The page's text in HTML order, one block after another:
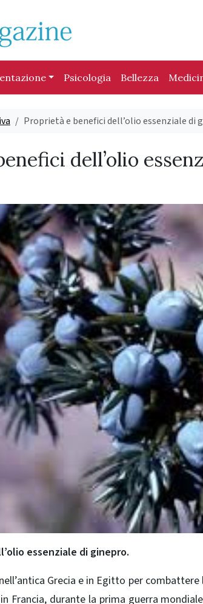
Psicologia Bellezza
Proprietà e benefici dell’olio essenziale di
dell’olio
essenziale di ginepro.
Grecia e in Egitto per
Francia, durante la prima guerra